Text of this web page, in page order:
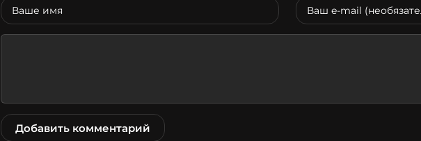
Добавить комментарий